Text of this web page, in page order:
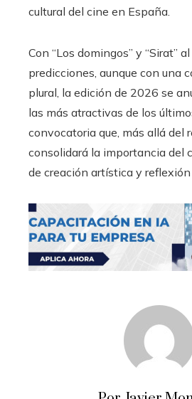
cultural del cine en España.
Con “Los domingos” y “Sirat”
predicciones, aunque con una
plural, la edición de 2026 se
las más atractivas de los
convocatoria que, más allá del
consolidará la importancia del
de creación artística y